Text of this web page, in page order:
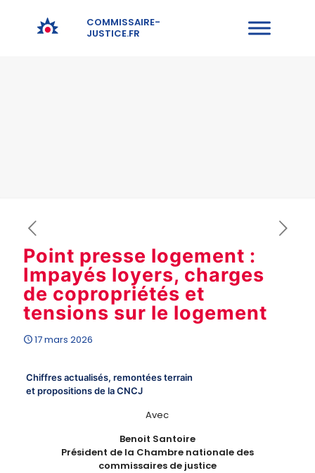
COMMISSAIRE-
JUSTICE.FR
Point presse logement :
Impayés loyers, charges
de copropriétés et
tensions sur le logement
17 mars 2026
Chiffres actualisés, remontées terrain
et propositions de la CNCJ
Avec
Benoit Santoire
Président de la Chambre nationale des
commissaires de justice